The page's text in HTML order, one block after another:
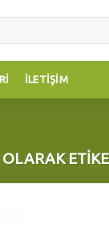
İLETIŞIM
OLARAK